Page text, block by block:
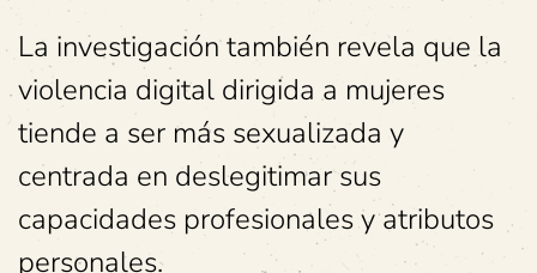
La investigación también revela que la
violencia digital dirigida a mujeres
tiende a ser más sexualizada y
centrada en deslegitimar sus
capacidades profesionales y atributos
personales.